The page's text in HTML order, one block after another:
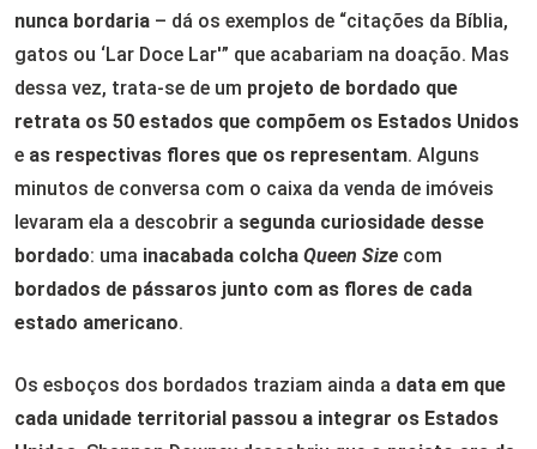
nunca bordaria – dá os exemplos de “citações da Bíblia,
gatos ou ‘Lar Doce Lar'” que acabariam na doação. Mas
dessa vez, trata-se de um projeto de bordado que
retrata os 50 estados que compõem os Estados Unidos
e as respectivas flores que os representam. Alguns
minutos de conversa com o caixa da venda de imóveis
levaram ela a descobrir a segunda curiosidade desse
bordado: uma inacabada colcha Queen Size com
bordados de pássaros junto com as flores de cada
estado americano.
Os esboços dos bordados traziam ainda a data em que
cada unidade territorial passou a integrar os Estados